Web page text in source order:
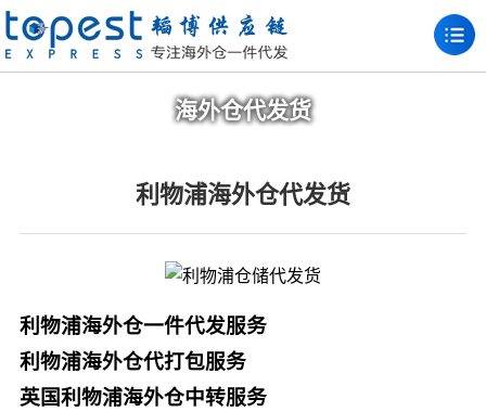
海外仓代发货
利物浦海外仓代发货
利物浦海外仓一件代发服务
利物浦海外仓代打包服务
英国利物浦海外仓中转服务